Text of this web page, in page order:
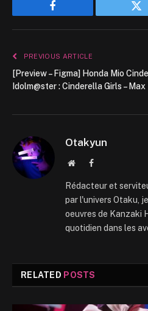
Facebook
PREVIOUS ARTICLE
[Preview – Figma] Honda Mio
Idolm@ster : Cinderella Girls –
Otakyun
WebsiteFacebook
Rédacteur et
par l'univers Otaku,
oeuvres de Kanzaki
quotidien dans les
RELATED POSTS